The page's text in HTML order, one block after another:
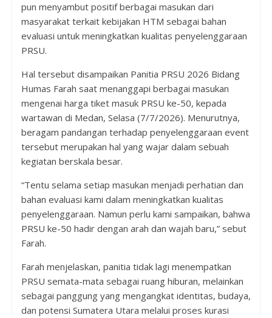
pun menyambut positif berbagai masukan dari
masyarakat terkait kebijakan HTM sebagai bahan
evaluasi untuk meningkatkan kualitas penyelenggaraan
PRSU.
Hal tersebut disampaikan Panitia PRSU 2026 Bidang
Humas Farah saat menanggapi berbagai masukan
mengenai harga tiket masuk PRSU ke-50, kepada
wartawan di Medan, Selasa (7/7/2026). Menurutnya,
beragam pandangan terhadap penyelenggaraan event
tersebut merupakan hal yang wajar dalam sebuah
kegiatan berskala besar.
“Tentu selama setiap masukan menjadi perhatian dan
bahan evaluasi kami dalam meningkatkan kualitas
penyelenggaraan. Namun perlu kami sampaikan, bahwa
PRSU ke-50 hadir dengan arah dan wajah baru,” sebut
Farah.
Farah menjelaskan, panitia tidak lagi menempatkan
PRSU semata-mata sebagai ruang hiburan, melainkan
sebagai panggung yang mengangkat identitas, budaya,
dan potensi Sumatera Utara melalui proses kurasi